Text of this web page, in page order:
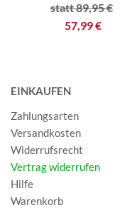
statt 89,95 €
57,99 €
EINKAUFEN
Zahlungsarten
Versandkosten
Widerrufsrecht
Vertrag widerrufen
Hilfe
Warenkorb